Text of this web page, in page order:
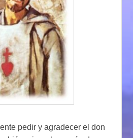
pedir y agradecer el don